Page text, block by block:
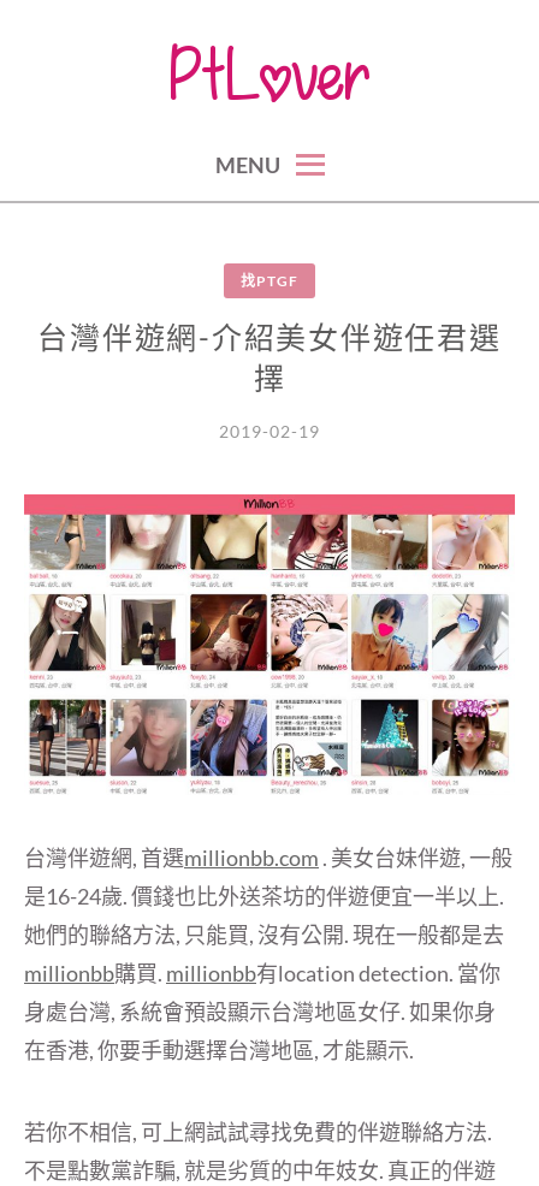
MENU
找PTGF
台灣伴遊網-介紹美女伴遊任君選
擇
2019-02-19
台灣伴遊網, 首選millionbb.com . 美女台妹伴遊, 一般
是16-24歲. 價錢也比外送茶坊的伴遊便宜一半以上.
她們的聯絡方法, 只能買, 沒有公開. 現在一般都是去
millionbb購買. millionbb有location detection. 當你
身處台灣, 系統會預設顯示台灣地區女仔. 如果你身
在香港, 你要手動選擇台灣地區, 才能顯示.
若你不相信, 可上網試試尋找免費的伴遊聯絡方法.
不是點數黨詐騙, 就是劣質的中年妓女. 真正的伴遊